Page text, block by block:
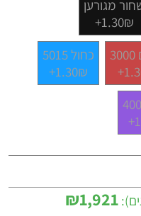
מגורען
1.30₪+
כחול 5015
1.30₪+
₪1,921